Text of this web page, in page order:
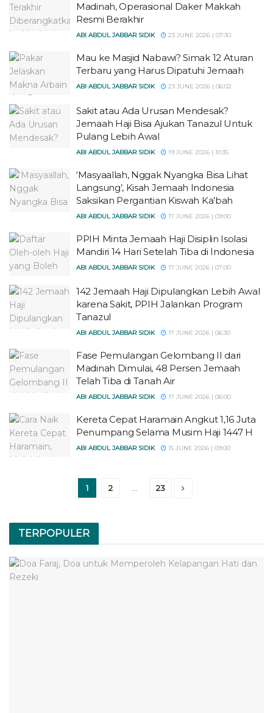
Madinah, Operasional Daker Makkah
Resmi Berakhir
ABI ABDUL JABBAR SIDIK 23 JUNE 2026 | 07:30
Mau ke Masjid Nabawi? Simak 12 Aturan
Terbaru yang Harus Dipatuhi Jemaah
ABI ABDUL JABBAR SIDIK 23 JUNE 2026 | 06:02
Sakit atau Ada Urusan Mendesak?
Jemaah Haji Bisa Ajukan Tanazul Untuk
Pulang Lebih Awal
ABI ABDUL JABBAR SIDIK 19 JUNE 2026 | 10:35
‘Masyaallah, Nggak Nyangka Bisa Lihat
Langsung’, Kisah Jemaah Indonesia
Saksikan Pergantian Kiswah Ka’bah
ABI ABDUL JABBAR SIDIK 17 JUNE 2026 | 09:00
PPIH Minta Jemaah Haji Disiplin Isolasi
Mandiri 14 Hari Setelah Tiba di Indonesia
ABI ABDUL JABBAR SIDIK 17 JUNE 2026 | 07:00
142 Jemaah Haji Dipulangkan Lebih Awal
karena Sakit, PPIH Jalankan Program
Tanazul
ABI ABDUL JABBAR SIDIK 17 JUNE 2026 | 06:30
Fase Pemulangan Gelombang II dari
Madinah Dimulai, 48 Persen Jemaah
Telah Tiba di Tanah Air
ABI ABDUL JABBAR SIDIK 17 JUNE 2026 | 06:00
Kereta Cepat Haramain Angkut 1,16 Juta
Penumpang Selama Musim Haji 1447 H
ABI ABDUL JABBAR SIDIK 15 JUNE 2026 | 09:00
1 2 23
TERPOPULER